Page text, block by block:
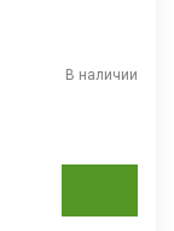
В наличии